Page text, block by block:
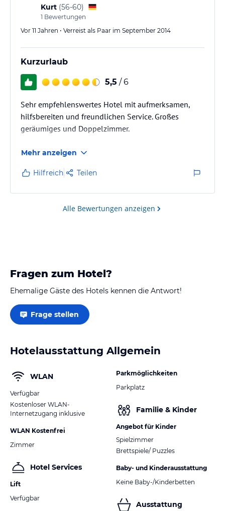
Kurt (56-60)
1 Bewertungen
Vor 11 Jahren • Verreist als Paar im September 2014
Kurzurlaub
5,5 / 6
Sehr empfehlenswertes Hotel mit aufmerksamen,
hilfsbereiten und freundlichen Service. Großes
geräumiges und Doppelzimmer.
Mehr anzeigen
Hilfreich Teilen
Alle Bewertungen anzeigen
Fragen zum Hotel?
Ehemalige Gäste des Hotels kennen die Antwort!
Frage stellen
Hotelausstattung Allgemein
WLAN
Verfügbar
Kostenloser WLAN-
Internetzugang inklusive
WLAN Kostenfrei
Zimmer
Hotel Services
Lift
Verfügbar
Parkmöglichkeiten
Parkplatz
Familie & Kinder
Angebot für Kinder
Spielzimmer
Brettspiele/ Puzzles
Baby- und Kinderausstattung
Keine Baby-/Kinderbetten
Ausstattung